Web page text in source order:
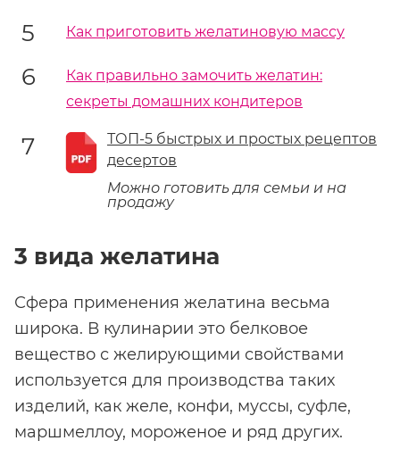
Как приготовить желатиновую массу
Как правильно замочить желатин:
секреты домашних кондитеров
ТОП-5 быстрых и простых рецептов
десертов
Можно готовить для семьи и на
продажу
3 вида желатина
Сфера применения желатина весьма
широка. В кулинарии это белковое
вещество с желирующими свойствами
используется для производства таких
изделий, как желе, конфи, муссы, суфле,
маршмеллоу, мороженое и ряд других.